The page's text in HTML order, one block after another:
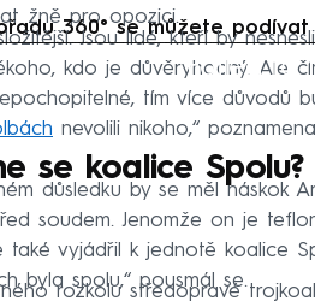
žně pro opozici.
360° se můžete podívat
Failed to
Jsou lidé, kteří by
kdo je důvěryhodný. Ale
tím více důvodů
nevolili nikoho,“
se koalice Spolu?
důsledku by se měl náskok
soudem. Jenomže on je
také vyjádřil k jednotě koalice
byla spolu,“ pousmál se.
rozkolu středopravé